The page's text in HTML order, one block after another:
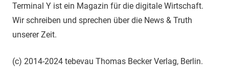
Terminal Y ist ein Magazin für die digitale Wirtschaft.
Wir schreiben und sprechen über die News & Truth
unserer Zeit.
(c) 2014-2024 tebevau Thomas Becker Verlag, Berlin.